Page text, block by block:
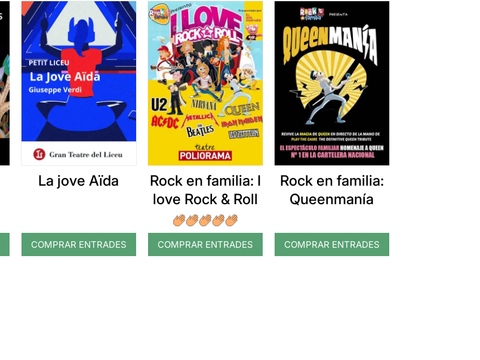
La jove Aïda
COMPRAR ENTRADES
Rock en familia: I
love Rock & Roll
COMPRAR ENTRADES
Rock en familia:
Queenmanía
COMPRAR ENTRADES